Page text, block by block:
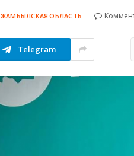
ЖАМБЫЛСКАЯ ОБЛАСТЬ
Telegram